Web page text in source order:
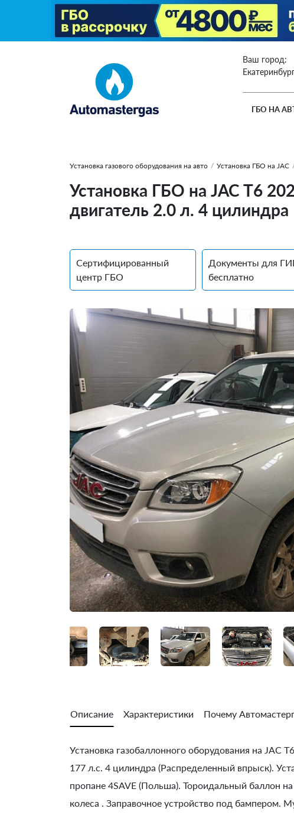
Ваш город:
ГБО НА
Установка газового оборудования на авто / Установка ГБО на JAC
Установка ГБО на JAC T6
двигатель 2.0 л. 4 цилиндра
Сертифицированный
центр ГБО
Документы для
бесплатно
Описание Характеристики Почему
Установка газобаллонного оборудования на JAC
177 л.с. 4 цилиндра (Распределенный впрыск).
пропане 4SAVE (Польша). Тороидальный баллон
колеса . Заправочное устройство под бампером.